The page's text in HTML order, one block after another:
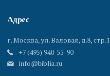
Адрес
г. Москва, ул. Валовая, д.8, стр.1
+7 (495) 940-55-90
info@biblia.ru